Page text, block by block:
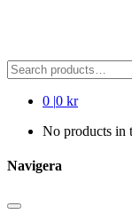
Search
for:
0 |0 kr
No products in
Navigera